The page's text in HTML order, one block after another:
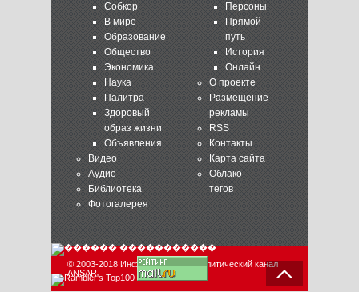
Собкор
В мире
Образование
Общество
Экономика
Наука
Палитра
Здоровый
образ жизни
Объявления
Видео
Аудио
Библиотека
Фотогалерея
Персоны
Прямой
путь
История
Онлайн
О проекте
Размещение
рекламы
RSS
Контакты
Карта сайта
Облако
тегов
© 2003-2018 Информационно-аналитический канал
ANSAR